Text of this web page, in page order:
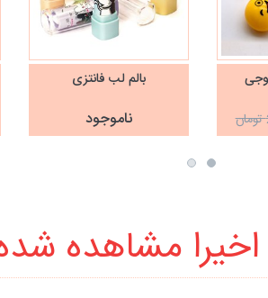
بالم لب فانتزی
ناموجود
مشاهده